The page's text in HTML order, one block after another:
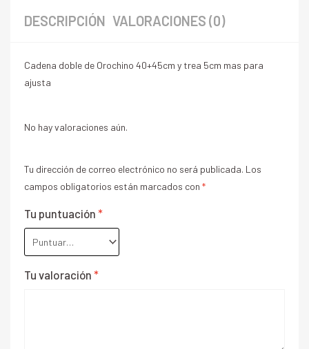
DESCRIPCIÓN VALORACIONES (0)
Cadena doble de Orochino 40+45cm y trea 5cm mas para
ajusta
No hay valoraciones aún.
Tu dirección de correo electrónico no será publicada. Los
campos obligatorios están marcados con *
Tu puntuación *
Tu valoración *